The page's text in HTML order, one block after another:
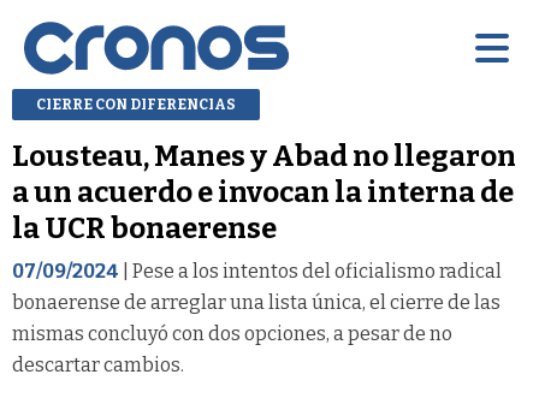
CIERRE CON DIFERENCIAS
Lousteau, Manes y Abad no llegaron
a un acuerdo e invocan la interna de
la UCR bonaerense
07/09/2024 | Pese a los intentos del oficialismo radical
bonaerense de arreglar una lista única, el cierre de las
mismas concluyó con dos opciones, a pesar de no
descartar cambios.